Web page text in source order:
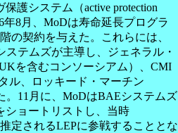
護システム（active protection
年8月、MoDは寿命延長プログラ
の契約を与えた。これらには、
テムズが主導し、ジェネラル・
を含むコンソーシアム）、CMI
ル、ロッキード・マーチン
。11月に、MoDはBAEシステムズ
ショートリストし、当時
推定されるLEPに参戦することとな